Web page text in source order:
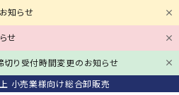
知らせ
せ
切り受付時間変更のお知らせ
小売業様向け総合卸販売